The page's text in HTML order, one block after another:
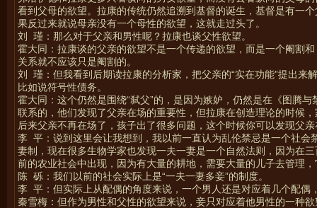
看到父母的欲望。拉康的传统仍然追溯到基督的诞生，基督是有一
果反过来就说母亲没有一个母性的欲望，这就走过头了。
刘 瑾：那么对于父亲和男性呢？拉康也谈父性欲望。
霍大同：拉康谈的父亲的欲望不是一个传递的欲望，而是一个阉割
关系就不应该只是阉割的。
刘 瑾：但我看到后期读拉康的分析家，把父亲的“实在功能”提出
比如说符号性债务。
霍大同：这个仍然是围绕“弑父”的，是因为嫉妒，仍然是在《图腾
联系的，他们发现了父亲在场的重要性，但拉康在创造理论的时候
后来父亲不再在场了，孩子出了很多问题，这个时候你可以发现父
李 平：说到这里会让我想到，我以前一直认为乱伦禁忌是一个社
妻制，现在很多生物学家也发现一夫一妻是一个自然法则，因为在
前的农业社会中出现，因为有大量的耕地，需要大量的儿子去管理
陈 砾：我们以前的社会实际上是“一夫一妻多妾”的制度。
李 平：但实际上从配偶的角度来说，一个男人还是对应着几个配偶
秦雪梅：但作为男性和父性的欲望来说，妾只对应着他男性的一种欲